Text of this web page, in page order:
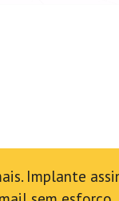
Implante